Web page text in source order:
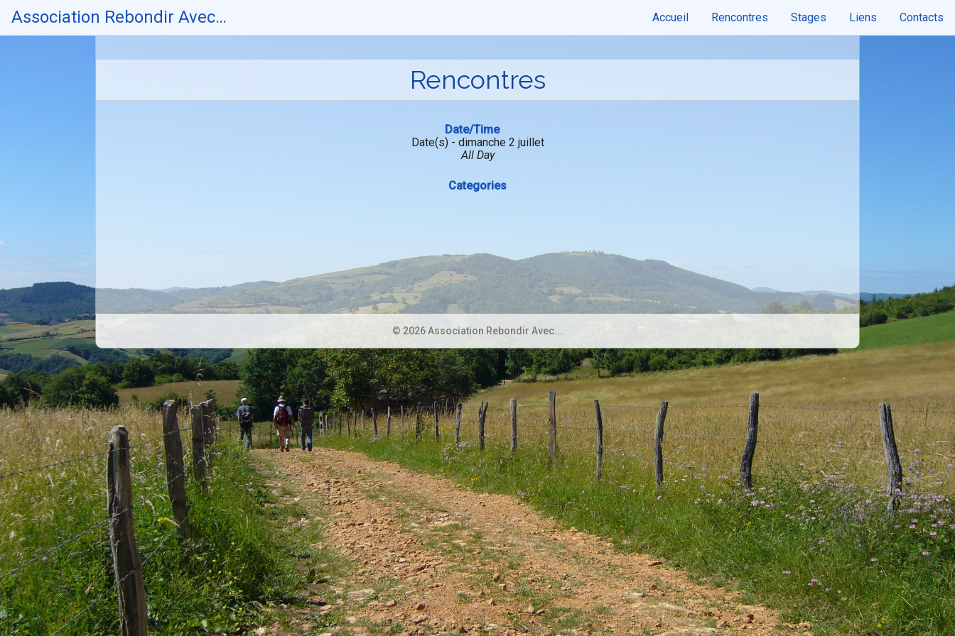
Association Rebondir Avec… Accueil Rencontres Stages Liens Contacts
Rencontres
Date/Time
Date(s) - dimanche 2 juillet
All Day
Categories
© 2026 Association Rebondir Avec...